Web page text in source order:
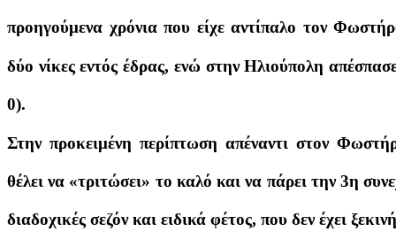
προηγούμενα χρόνια που είχε αντίπαλο τον
δύο νίκες εντός έδρας, ενώ στην Ηλιούπολη
0).
Στην προκειμένη περίπτωση απέναντι στον
θέλει να «τριτώσει» το καλό και να πάρει την 3η
διαδοχικές σεζόν και ειδικά φέτος, που δεν έχει